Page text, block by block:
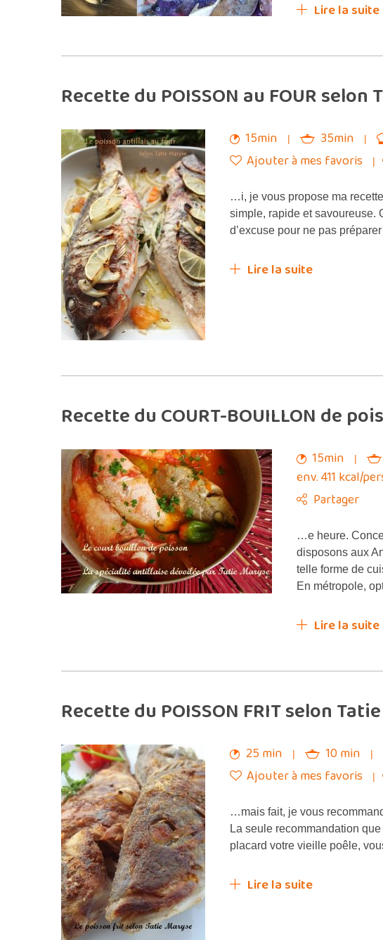
Lire la suite
Recette du POISSON au FOUR selon
15min 35min
Ajouter à mes favoris
…i, je vous propose ma
simple, rapide et savoureuse.
d’excuse pour ne pas
Lire la suite
Recette du COURT-BOUILLON de
15min
env. 411 kcal/
Partager
…e heure.
disposons aux
telle forme de
En métropole,
Lire la suite
Recette du POISSON FRIT selon
25 min 10 min
Ajouter à mes favoris
…mais fait, je vous
La seule recommandation
placard votre vieille poêle,
Lire la suite